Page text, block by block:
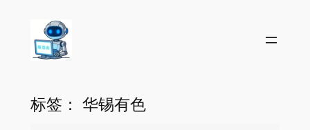
标签： 华锡有色